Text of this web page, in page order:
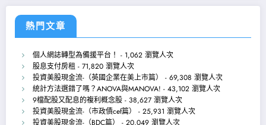
熱門文章
個人網誌轉型為備援平台！ - 1,062 瀏覽人次
股息支付房租 - 71,820 瀏覽人次
投資美股現金流-（英國企業在美上市篇）
- 69,308 瀏覽人次
統計方法選錯了嗎？ANOVA與MANOVA! - 43,102 瀏覽人次
9檔配股又配息的複利概念股 - 38,627 瀏覽人次
投資美股現金流-（市政債cef篇）
- 25,931 瀏覽人次
投資美股現金流-（BDC篇）
- 20,049 瀏覽人次